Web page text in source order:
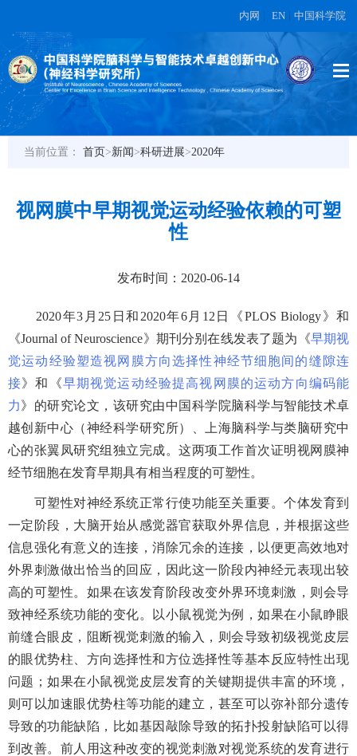
内网 EN 中国科学院
当前位置： 首页>新闻>科研进展>2020年
视网膜中早期视觉运动经验依赖的可塑
性
发布时间：2020-06-14
2020年3 月 25 日和 2020年6月 12 日《PLOS Biology》和
《Journal of Neuroscience》期刊分别在线发表了题为《早期视
觉运动经验塑造视网膜方向选择性神经节细胞间的缝隙连
接》和《早期视觉运动经验提高视网膜的运动方向编码能
力》的研究论文，该研究由中国科学院脑科学与智能技术卓
越创新中心（神经科学研究所）
、上海脑科学与类脑研究中
心的张翼凤研究组独立完成。这两项工作首次证明视网膜神
经节细胞在发育早期具有相当程度的可塑性。
可塑性对神经系统正常行使功能至关重要。个体发育到
一定阶段，大脑开始从感觉器官获取外界信息，并根据这些
信息强化有意义的连接，消除冗余的连接，以便更高效地对
外界刺激做出恰当的回应，因此这一阶段内神经元表现出较
高的可塑性。如果在该发育阶段改变外界环境刺激，则会导
致神经系统功能的变化。以小鼠视觉为例，如果在小鼠睁眼
前缝合眼皮，阻断视觉刺激的输入，则会导致初级视觉皮层
的眼优势柱、方向选择性和方位选择性等基本反应特性出现
问题；如果在小鼠视觉皮层发育的关键期提供丰富的环境，
则可以加速眼优势柱等功能的建立，甚至可以弥补部分遗传
导致的功能缺陷，比如基因敲除导致的拓扑投射缺陷可以得
到改善。前人用这种改变的视觉刺激对视觉系统的发育进行